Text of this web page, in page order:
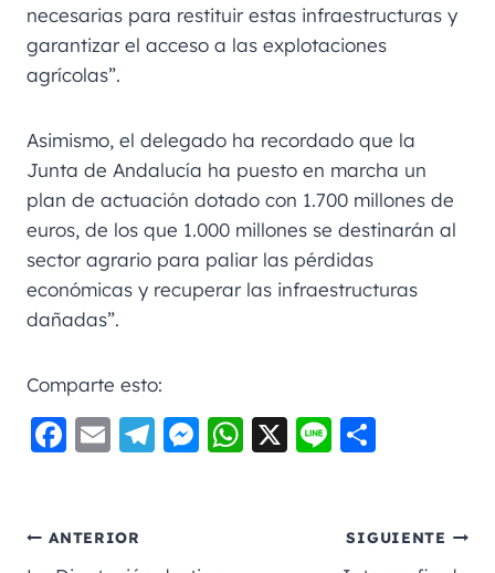
necesarias para restituir estas infraestructuras y
garantizar el acceso a las explotaciones
agrícolas”.
Asimismo, el delegado ha recordado que la
Junta de Andalucía ha puesto en marcha un
plan de actuación dotado con 1.700 millones de
euros, de los que 1.000 millones se destinarán al
sector agrario para paliar las pérdidas
económicas y recuperar las infraestructuras
dañadas”.
Comparte esto:
F
e
E
l
Te M W X
Li
p
ANTERIOR SIGUIENTE